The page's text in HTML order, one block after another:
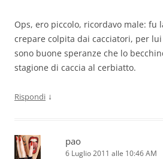
Ops, ero piccolo, ricordavo male: fu
crepare colpita dai cacciatori, per
sono buone speranze che lo
stagione di caccia al cerbiatto.
Rispondi ↓
pao
6 Luglio 2011 alle 10:46 AM